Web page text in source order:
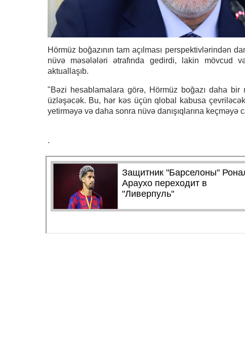
Hörmüz boğazının tam açılması perspektivlərindən
nüvə məsələləri ətrafında gedirdi, lakin mövcud
aktuallaşıb.
"Bəzi hesablamalara görə, Hörmüz boğazı daha bir
üzləşəcək. Bu, hər kəs üçün qlobal kabusa
yetirməyə və daha sonra nüvə danışıqlarına keçməyə
.